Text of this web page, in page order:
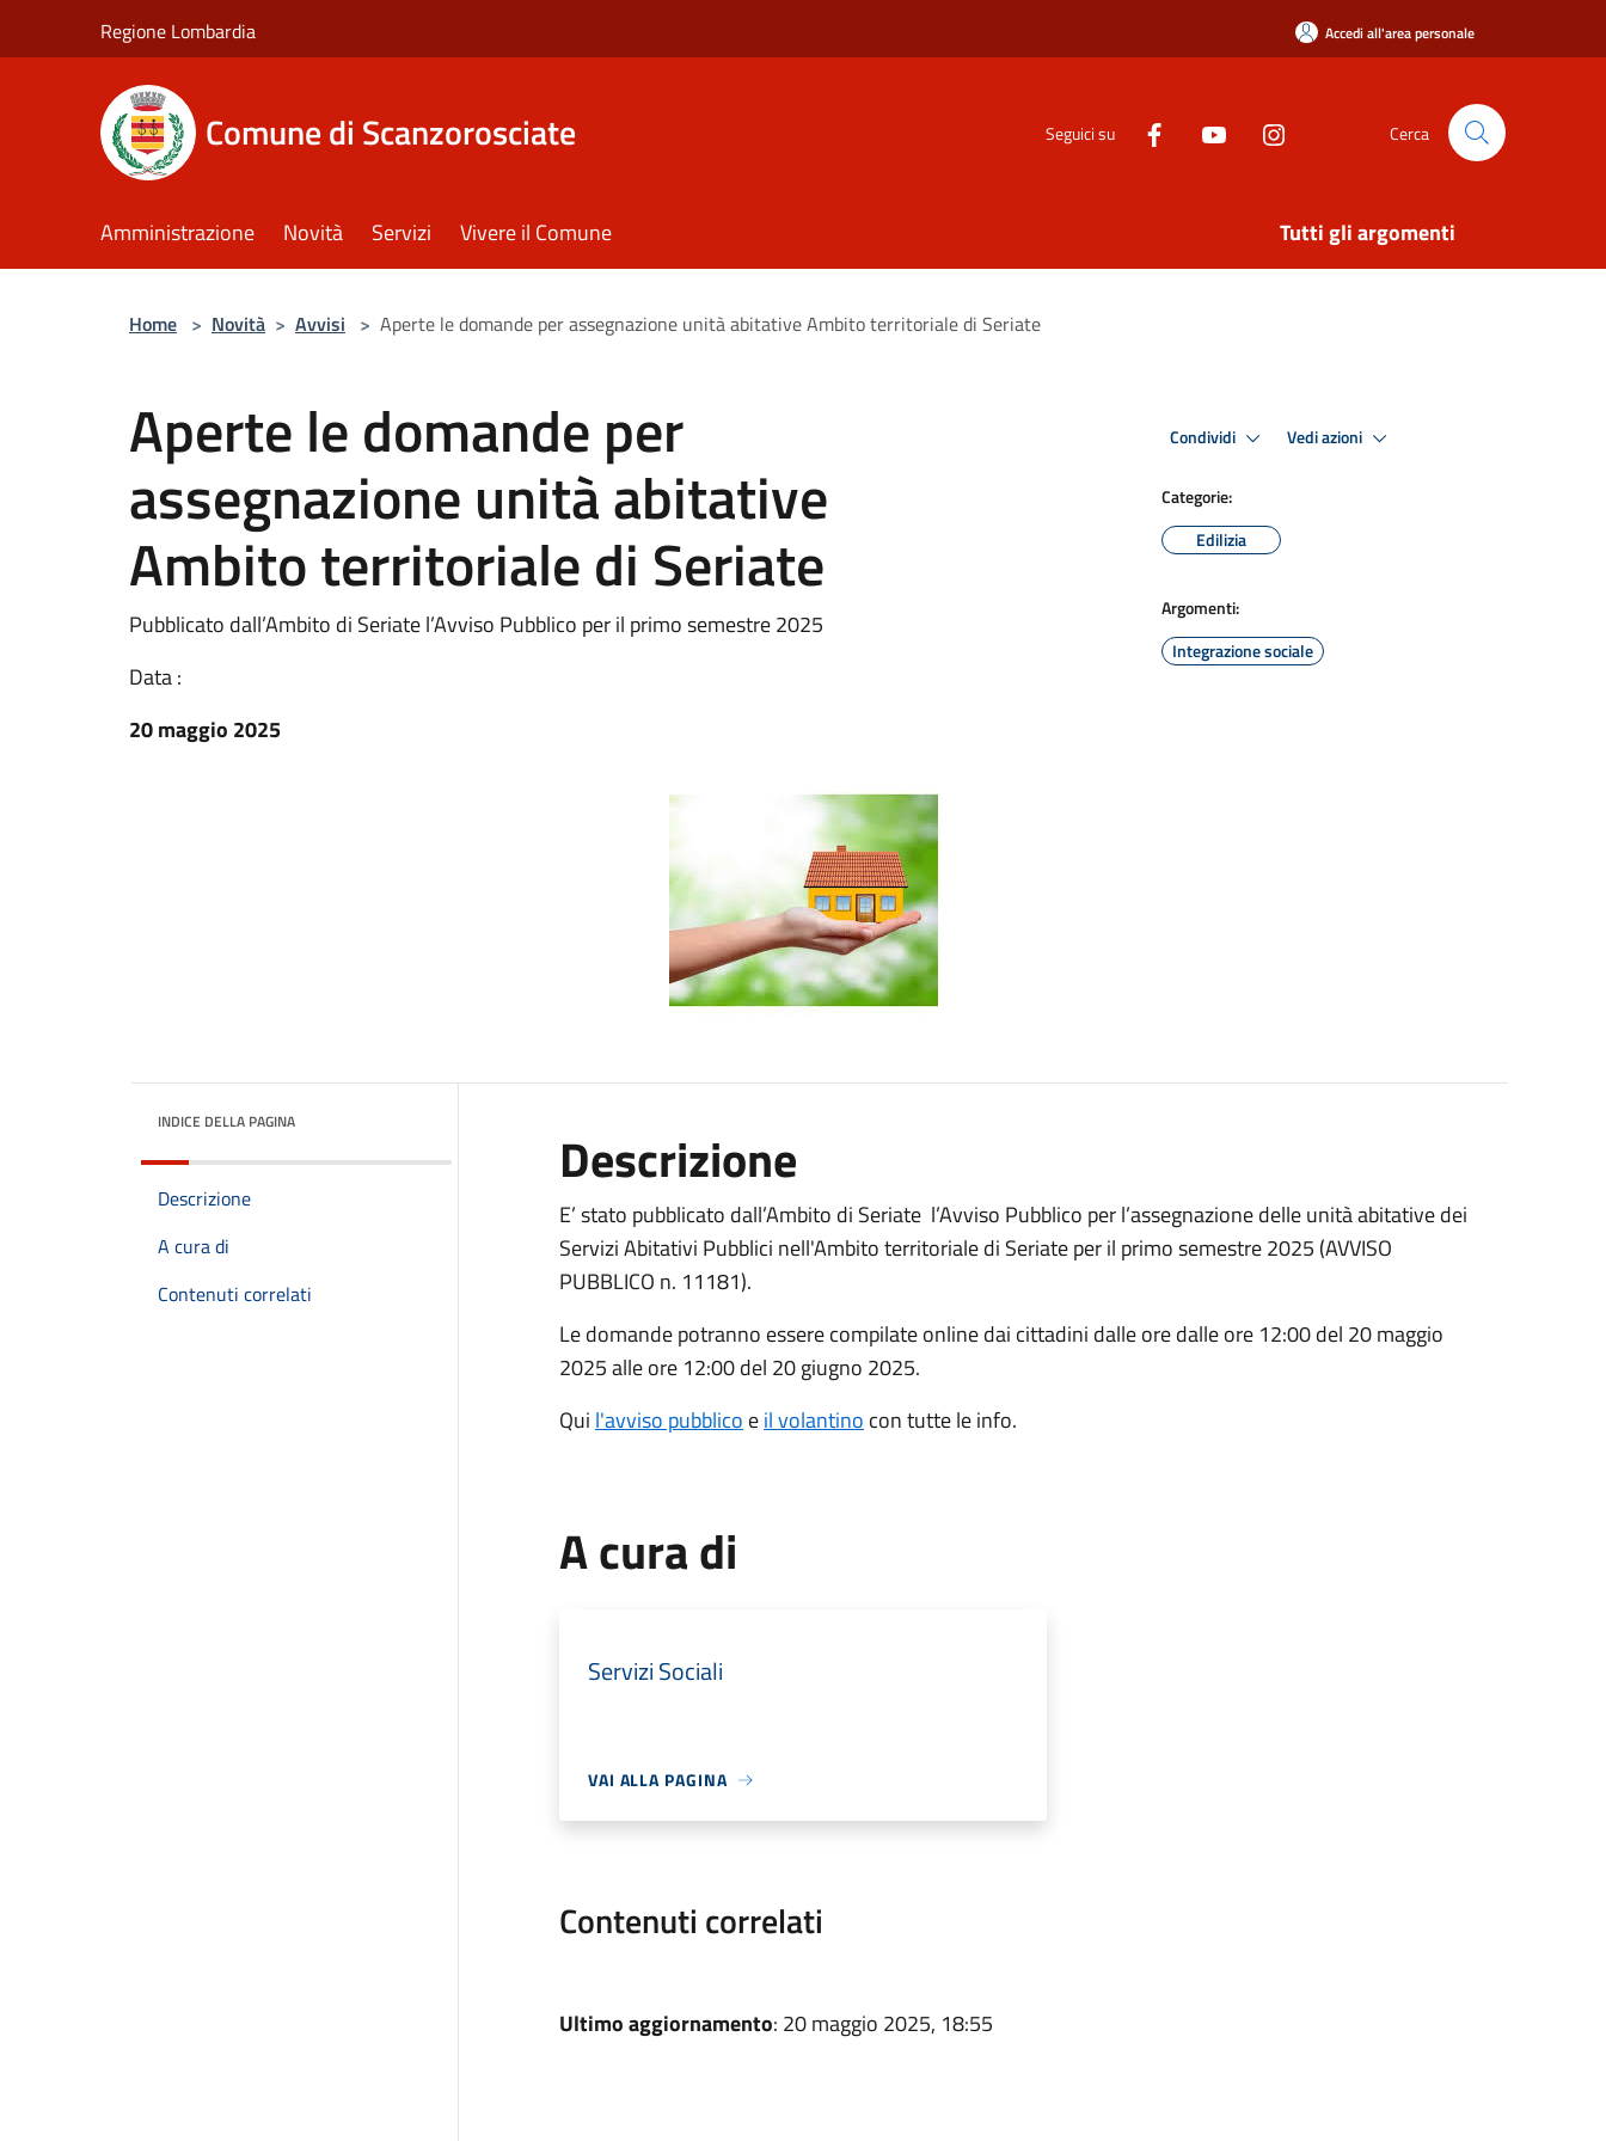
Regione Lombardia Accedi all'area personale
Comune di Scanzorosciate Seguici su Cerca
Amministrazione Novità Servizi Vivere il Comune Tutti gli argomenti
Home > Novità > Avvisi > Aperte le domande per assegnazione unità abitative Ambito territoriale di Seriate
Aperte le domande per
assegnazione unità abitative
Ambito territoriale di Seriate
Pubblicato dall’Ambito di Seriate l’Avviso Pubblico per il primo semestre 2025
Data :
20 maggio 2025
Condividi Vedi azioni
Categorie:
Edilizia
Argomenti:
Integrazione sociale
INDICE DELLA PAGINA
Descrizione
A cura di
Contenuti correlati
Descrizione
E’ stato pubblicato dall’Ambito di Seriate l’Avviso Pubblico per l’assegnazione delle unità abitative dei
Servizi Abitativi Pubblici nell'Ambito territoriale di Seriate per il primo semestre 2025 (AVVISO
PUBBLICO n. 11181).
Le domande potranno essere compilate online dai cittadini dalle ore dalle ore 12:00 del 20 maggio
2025 alle ore 12:00 del 20 giugno 2025.
Qui l'avviso pubblico eil volantino con tutte le info.
A cura di
Servizi Sociali
VAI ALLA PAGINA
Contenuti correlati
Ultimo aggiornamento: 20 maggio 2025, 18:55